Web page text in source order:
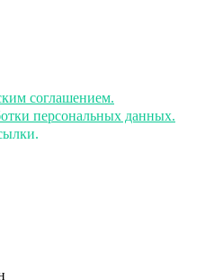
соглашением.
персональных данных.